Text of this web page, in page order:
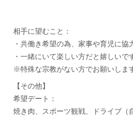
相手に望むこと：
・共働き希望の為、家事や育児に協
・一緒にいて楽しい方だと嬉しいで
※特殊な宗教がない方でお願いしま
【その他】
希望デート：
焼き肉、スポーツ観戦、ドライブ（